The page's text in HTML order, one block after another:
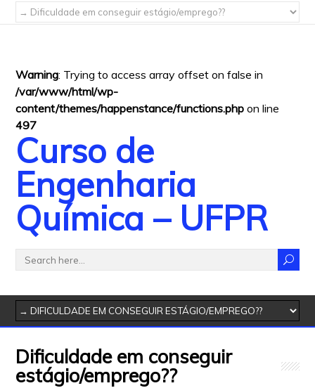
Warning: Trying to access array offset on false in
/var/www/html/wp-
content/themes/happenstance/functions.php on line
497
Curso de
Engenharia
Química – UFPR
Dificuldade em conseguir
estágio/emprego??